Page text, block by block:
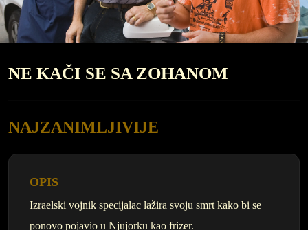
NE KAČI SE SA ZOHANOM
NAJZANIMLJIVIJE
OPIS
Izraelski vojnik specijalac lažira svoju smrt kako bi se
ponovo pojavio u Njujorku kao frizer.